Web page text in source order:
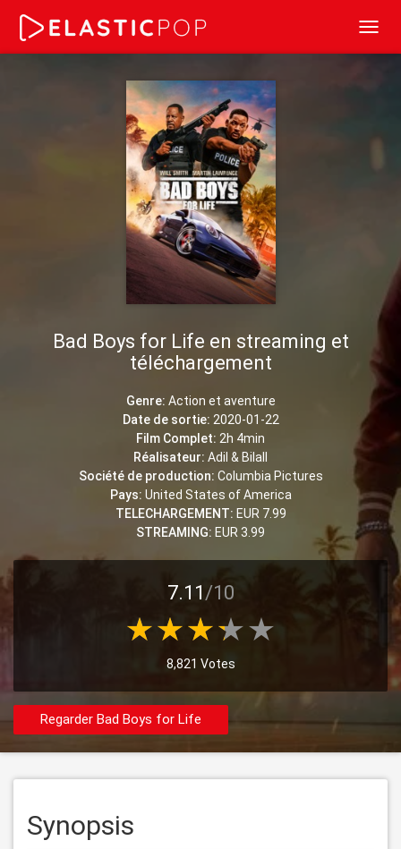
Bad Boys for Life en streaming et
téléchargement
Genre: Action et aventure
Date de sortie: 2020-01-22
Film Complet: 2h 4min
Réalisateur: Adil & Bilall
Société de production: Columbia Pictures
Pays: United States of America
TELECHARGEMENT: EUR 7.99
STREAMING: EUR 3.99
7.11/10
8,821 Votes
Regarder Bad Boys for Life
Synopsis